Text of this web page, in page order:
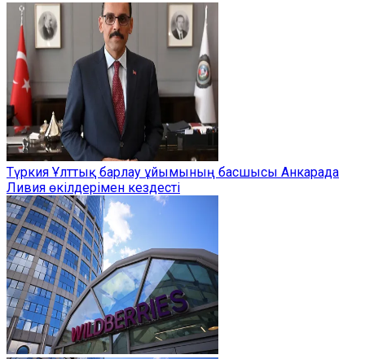
Түркия Ұлттық барлау ұйымының басшысы Анкарада
Ливия өкілдерімен кездесті